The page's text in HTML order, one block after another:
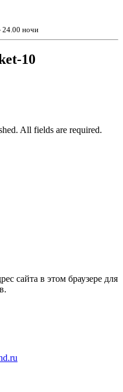
24.00 ночи
10
All fields are required.
сайта в этом браузере для